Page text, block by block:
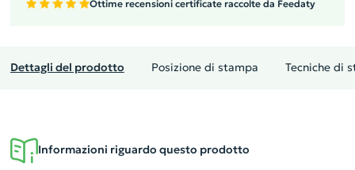
Ottime recensioni certificate raccolte da Feedaty
Dettagli del prodotto Posizione di stampa Tecniche di
Informazioni riguardo questo prodotto